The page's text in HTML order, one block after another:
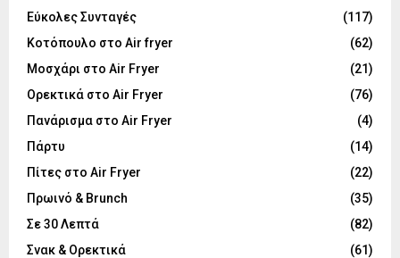
Εύκολες Συνταγές
(117)
Κοτόπουλο στο Air fryer
(62)
Μοσχάρι στο Air Fryer
(21)
Ορεκτικά στο Air Fryer
(76)
Πανάρισμα στο Air Fryer
(4)
Πάρτυ
(14)
Πίτες στο Air Fryer
(22)
Πρωινό & Brunch
(35)
Σε 30 Λεπτά
(82)
Σνακ & Ορεκτικά
(61)